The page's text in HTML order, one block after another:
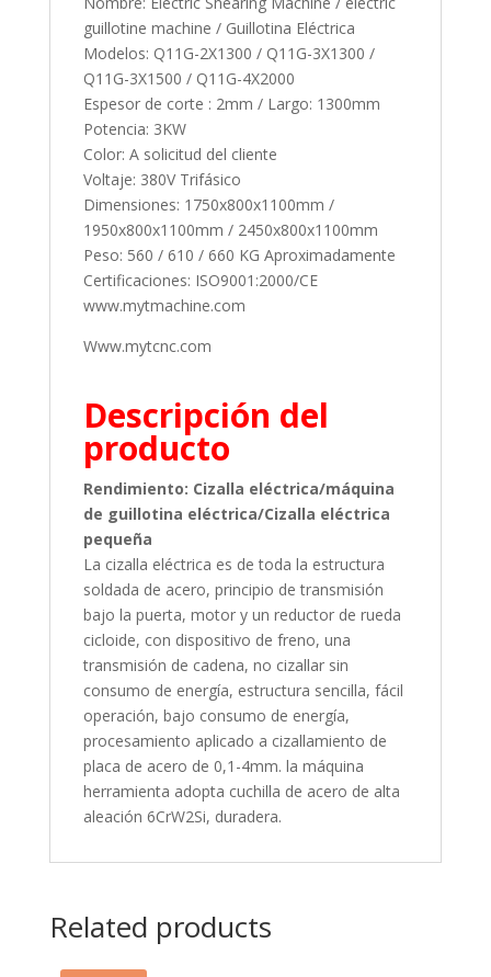
guillotine machine / Guillotina Eléctrica
Modelos: Q11G-2X1300 / Q11G-3X1300 /
Q11G-3X1500 / Q11G-4X2000
Espesor de corte : 2mm / Largo: 1300mm
Potencia: 3KW
Color: A solicitud del cliente
Voltaje: 380V Trifásico
Dimensiones: 1750x800x1100mm /
1950x800x1100mm / 2450x800x1100mm
Peso: 560 / 610 / 660 KG Aproximadamente
Certificaciones: ISO9001:2000/CE
www.mytmachine.com
Www.mytcnc.com
Descripción del
producto
Rendimiento: Cizalla eléctrica/máquina
de guillotina eléctrica/Cizalla eléctrica
pequeña
La cizalla eléctrica es de toda la estructura
soldada de acero, principio de transmisión
bajo la puerta, motor y un reductor de rueda
cicloide, con dispositivo de freno, una
transmisión de cadena, no cizallar sin
consumo de energía, estructura sencilla, fácil
operación, bajo consumo de energía,
procesamiento aplicado a cizallamiento de
placa de acero de 0,1-4mm. la máquina
herramienta adopta cuchilla de acero de alta
aleación 6CrW2Si, duradera.
Related products